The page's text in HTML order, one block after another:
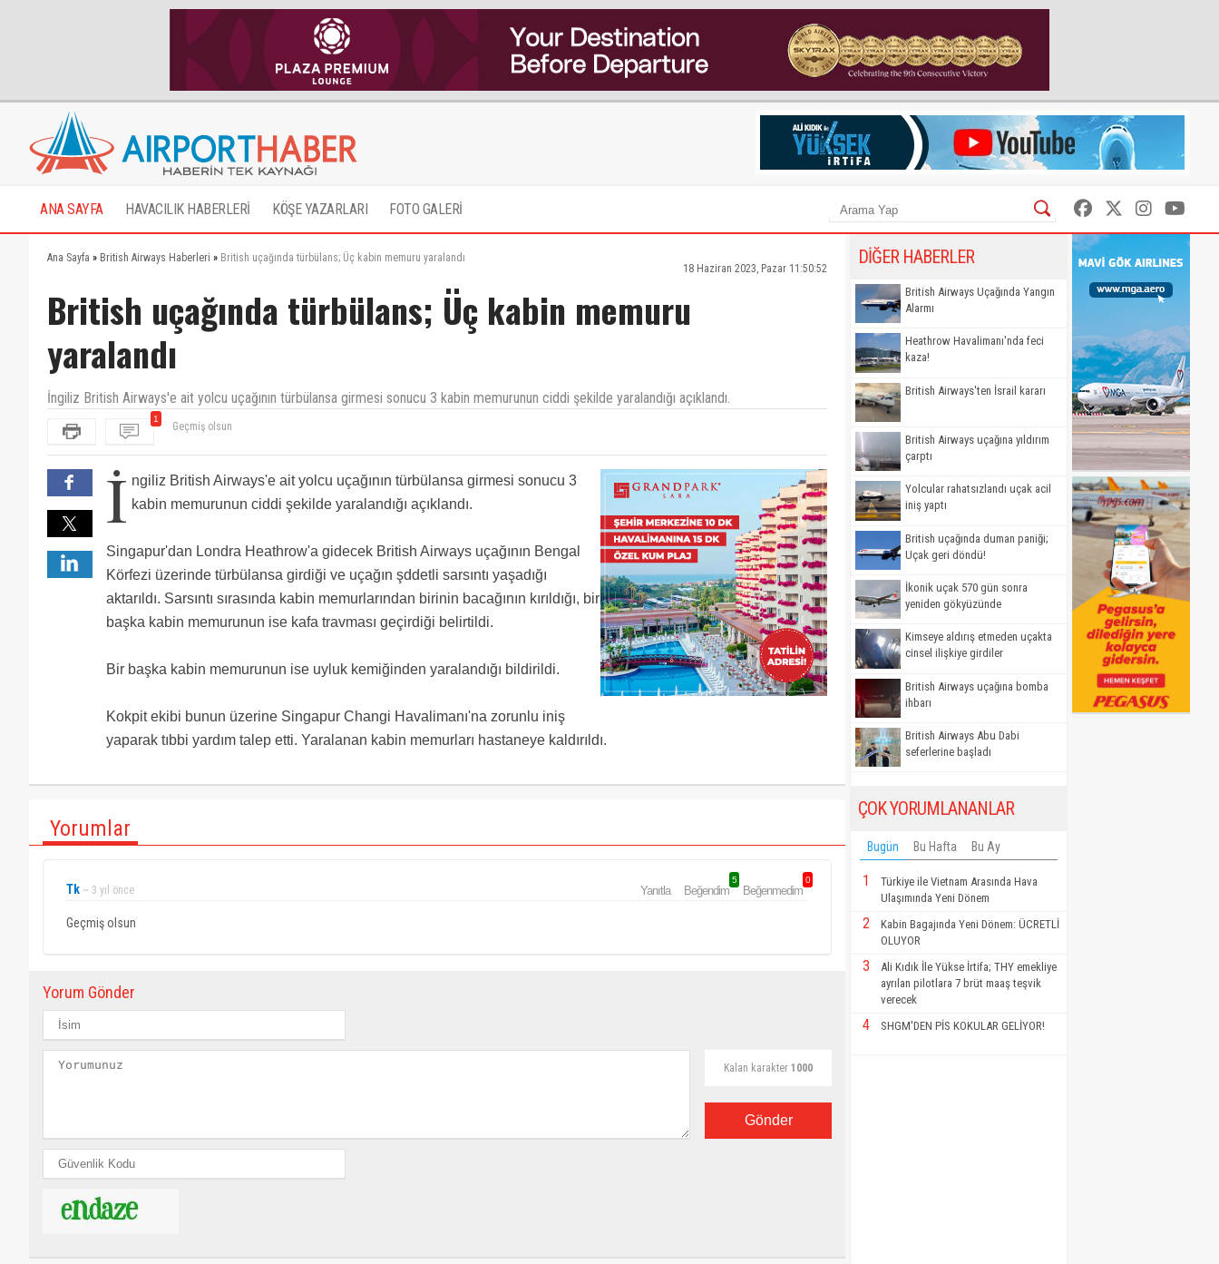
ANA SAYFA HAVACILIK HABERLERİ KÖŞE YAZARLARI FOTO GALERİ
Ana Sayfa » British Airways Haberleri » British uçağında türbülans; Üç kabin memuru yaralandı
18 Haziran 2023, Pazar 11:50:52
British uçağında türbülans; Üç kabin memuru
yaralandı
İngiliz British Airways'e ait yolcu uçağının türbülansa girmesi sonucu 3 kabin memurunun ciddi şekilde yaralandığı açıklandı.
1
Geçmiş olsun
İ ngiliz British Airways'e ait yolcu uçağının türbülansa girmesi sonucu 3
kabin memurunun ciddi şekilde yaralandığı açıklandı.
Singapur'dan Londra Heathrow'a gidecek British Airways uçağının Bengal
Körfezi üzerinde türbülansa girdiği ve uçağın şddetli sarsıntı yaşadığı
aktarıldı. Sarsıntı sırasında kabin memurlarından birinin bacağının kırıldığı, bir
başka kabin memurunun ise kafa travması geçirdiği belirtildi.
Bir başka kabin memurunun ise uyluk kemiğinden yaralandığı bildirildi.
Kokpit ekibi bunun üzerine Singapur Changi Havalimanı'na zorunlu iniş
yaparak tıbbi yardım talep etti. Yaralanan kabin memurları hastaneye kaldırıldı.
Yorumlar
Tk ~ 3 yıl önce Yanıtla Beğendim
5
Beğenmedim
0
Geçmiş olsun
Yorum Gönder
Kalan karakter 1000
Gönder
DİĞER HABERLER
British Airways Uçağında Yangın
Alarmı
Heathrow Havalimanı'nda feci
kaza!
British Airways'ten İsrail kararı
British Airways uçağına yıldırım
çarptı
Yolcular rahatsızlandı uçak acil
iniş yaptı
British uçağında duman paniği;
Uçak geri döndü!
İkonik uçak 570 gün sonra
yeniden gökyüzünde
Kimseye aldırış etmeden uçakta
cinsel ilişkiye girdiler
British Airways uçağına bomba
ihbarı
British Airways Abu Dabi
seferlerine başladı
ÇOK YORUMLANANLAR
Bugün Bu Hafta Bu Ay
1
Türkiye ile Vietnam Arasında Hava
Ulaşımında Yeni Dönem
2
Kabin Bagajında Yeni Dönem: ÜCRETLİ
OLUYOR
3
Ali Kıdık İle Yükse İrtifa; THY emekliye
ayrılan pilotlara 7 brüt maaş teşvik
verecek
4 SHGM'DEN PİS KOKULAR GELİYOR!